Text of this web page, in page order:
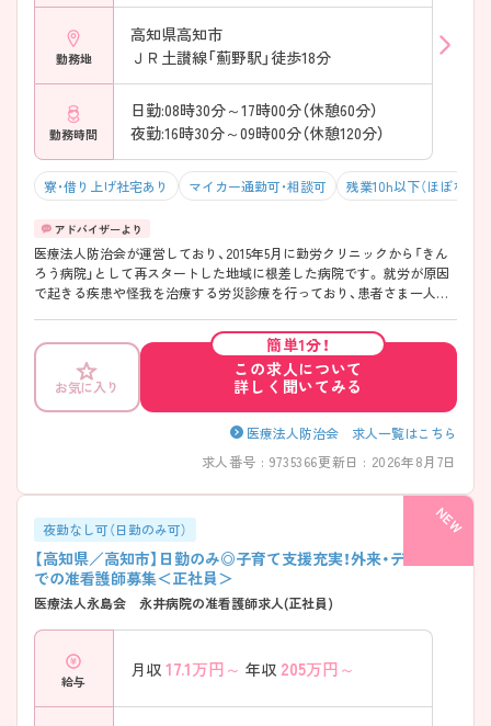
勤務地
高知県高知市
ＪＲ土讃線「薊野駅」徒歩18分
勤務時間
日勤:08時30分～17時00分（休憩60分）
夜勤:16時30分～09時00分（休憩120分）
寮・借り上げ社宅あり マイカー通勤可・相談可 残業10h以下（ほぼなし）
医療法人防治会が運営しており、2015年5月に勤労クリニックから「きん
ろう病院」として再スタートした地域に根差した病院です。 就労が原因
で起きる疾患や怪我を治療する労災診療を行っており、患者さま一人一
す。 週の勤務時間も38.5時間とほかの病棟求人と比べて勤務時間が短く
家庭と両立しやすい環境がございます。 ご興味のある方には、面接対策
ポイントなど、さらに詳細をお話いたしますので、お気軽にご相談くださ
い。お気に入り
簡単1分！
この求人について
詳しく聞いてみる
医療法人防治会 求人一覧はこちら
求人番号 : 9735366更新日 : 2026年8月7日
夜勤なし可（日勤のみ可）
【高知県／高知市】日勤のみ◎子育て支援充実！外来・デイケア
での准看護師募集＜正社員＞
医療法人永島会 永井病院の准看護師求人(正社員)
給与
月収 17.1万円～ 年収 205万円～